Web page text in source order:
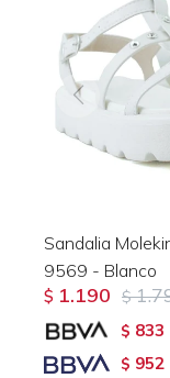
Sandalia
9569 - Blanco
$ 1.190 $
$ 833
$ 952